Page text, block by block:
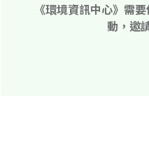
《環境資訊中心》需
動，邀